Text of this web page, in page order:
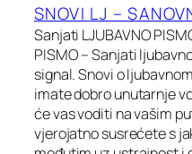
SNOVI LJ –
Sanjati LJUBAVNO
PISMO – Sanjati
signal. Snovi o
imate dobro unutarnje
će vas voditi na vašim
vjerojatno susrećete s